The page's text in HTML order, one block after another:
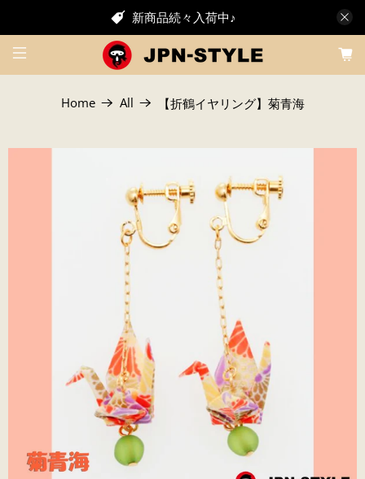
新商品続々入荷中♪
Home All 【折鶴イヤリング】菊青海